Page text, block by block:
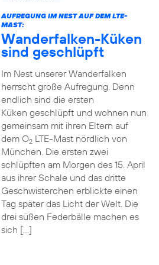
AUFREGUNG IM NEST AUF DEM LTE-
MAST:
Wanderfalken-Küken
sind geschlüpft
Im Nest unserer Wanderfalken
herrscht große Aufregung. Denn
endlich sind die ersten
Küken geschlüpft und wohnen nun
gemeinsam mit ihren Eltern auf
dem O2LTE-Mast nördlich von
München. Die ersten zwei
schlüpften am Morgen des 15. April
aus ihrer Schale und das dritte
Geschwisterchen erblickte einen
Tag später das Licht der Welt. Die
drei süßen Federbälle machen es
sich […]